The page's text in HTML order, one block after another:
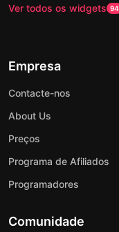
Ver todos os widgets 94
Empresa
Contacte-nos
About Us
Preços
Programa de Afiliados
Programadores
Comunidade